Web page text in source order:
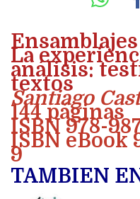
La
análisis:
textos
Santiago
144 páginas
ISBN 978-
ISBN eBook
9
TAMBIEN